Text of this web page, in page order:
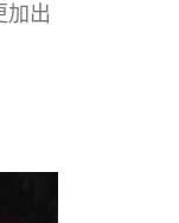
加出